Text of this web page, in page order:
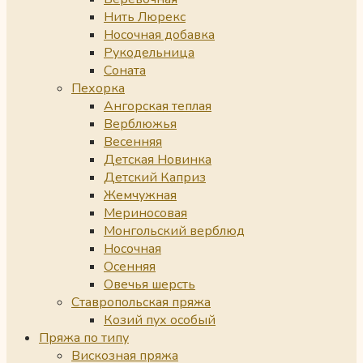
Нить Люрекс
Носочная добавка
Рукодельница
Соната
Пехорка
Ангорская теплая
Верблюжья
Весенняя
Детская Новинка
Детский Каприз
Жемчужная
Мериносовая
Монгольский верблюд
Носочная
Осенняя
Овечья шерсть
Ставропольская пряжа
Козий пух особый
Пряжа по типу
Вискозная пряжа